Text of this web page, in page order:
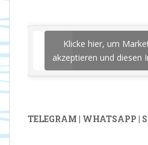
Klicke hier, um
akzeptieren und diesen
TELEGRAM | WHATSAPP |